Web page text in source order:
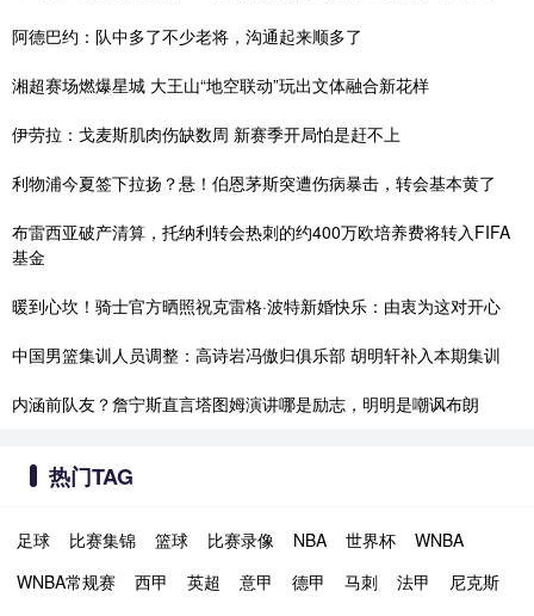
阿德巴约：队中多了不少老将，沟通起来顺多了
湘超赛场燃爆星城 大王山“地空联动”玩出文体融合新花样
伊劳拉：戈麦斯肌肉伤缺数周 新赛季开局怕是赶不上
利物浦今夏签下拉扬？悬！伯恩茅斯突遭伤病暴击，转会基本黄了
布雷西亚破产清算，托纳利转会热刺的约400万欧培养费将转入FIFA
基金
暖到心坎！骑士官方晒照祝克雷格·波特新婚快乐：由衷为这对开心
中国男篮集训人员调整：高诗岩冯傲归俱乐部 胡明轩补入本期集训
内涵前队友？詹宁斯直言塔图姆演讲哪是励志，明明是嘲讽布朗
热门TAG
足球 比赛集锦 篮球 比赛录像 NBA 世界杯
WNBA
WNBA常规赛
西甲 英超 意甲 德甲 马刺 法甲
尼克斯